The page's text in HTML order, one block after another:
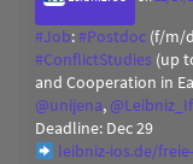
#Job:#Postdoc (f/m/
#ConflictStudies (up
and Cooperation in
@unijena, @
Deadline: Dec 29
leibniz-ios.de/